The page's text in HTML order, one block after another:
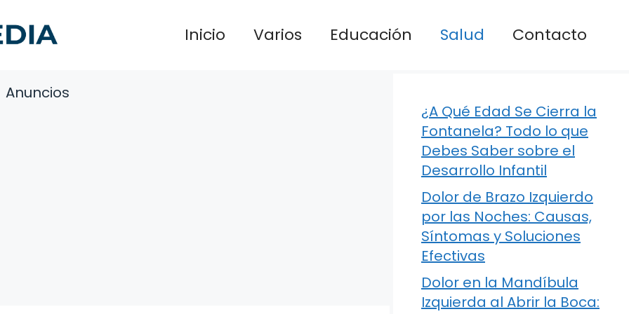
Inicio Varios Educación Salud Contacto
Anuncios
¿A Qué Edad Se Cierra la
Fontanela? Todo lo que
Debes Saber sobre el
Desarrollo Infantil
Dolor de Brazo Izquierdo
por las Noches: Causas,
Síntomas y Soluciones
Efectivas
Dolor en la Mandíbula
Izquierda al Abrir la Boca: